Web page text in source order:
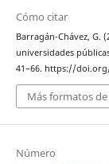
Cómo citar
Barragán-Chávez, G.
universidades
41–66. https://
Más formatos
Número